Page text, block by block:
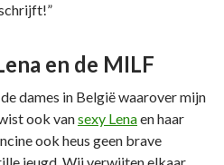
en de MILF
dames in België waarover mijn
ook vansexy Lenaen haar
ook heus geen brave